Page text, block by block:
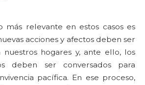
más relevante en estos casos es
acciones y afectos deben ser
hogares y, ante ello, los
deben ser conversados para
pacífica. En ese proceso,